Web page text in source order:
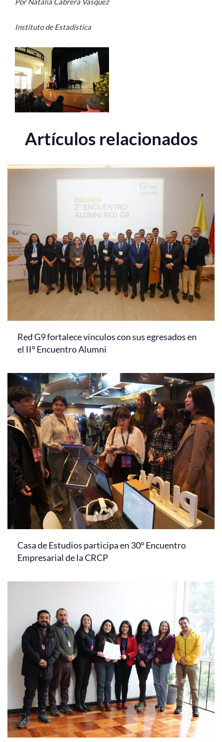
Instituto de Estadística
Artículos relacionados
Red G9 fortalece vínculos con sus egresados en
el II° Encuentro Alumni
Casa de Estudios participa en 30° Encuentro
Empresarial de la CRCP